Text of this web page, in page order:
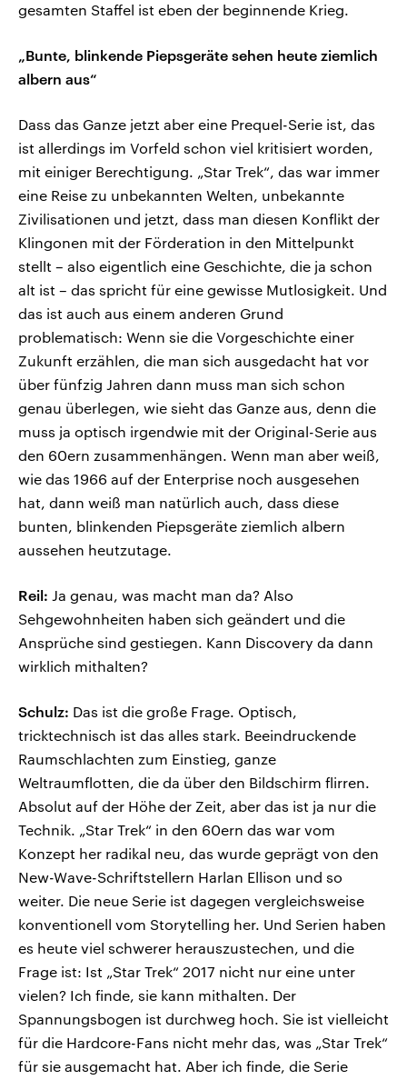
gesamten Staffel ist eben der beginnende Krieg.
„Bunte, blinkende Piepsgeräte sehen heute ziemlich
albern aus“
Dass das Ganze jetzt aber eine Prequel-Serie ist, das
ist allerdings im Vorfeld schon viel kritisiert worden,
mit einiger Berechtigung. „Star Trek“, das war immer
eine Reise zu unbekannten Welten, unbekannte
Zivilisationen und jetzt, dass man diesen Konflikt der
Klingonen mit der Förderation in den Mittelpunkt
stellt – also eigentlich eine Geschichte, die ja schon
alt ist – das spricht für eine gewisse Mutlosigkeit. Und
das ist auch aus einem anderen Grund
problematisch: Wenn sie die Vorgeschichte einer
Zukunft erzählen, die man sich ausgedacht hat vor
über fünfzig Jahren dann muss man sich schon
genau überlegen, wie sieht das Ganze aus, denn die
muss ja optisch irgendwie mit der Original-Serie aus
den 60ern zusammenhängen. Wenn man aber weiß,
wie das 1966 auf der Enterprise noch ausgesehen
hat, dann weiß man natürlich auch, dass diese
bunten, blinkenden Piepsgeräte ziemlich albern
aussehen heutzutage.
Reil: Ja genau, was macht man da? Also
Sehgewohnheiten haben sich geändert und die
Ansprüche sind gestiegen. Kann Discovery da dann
wirklich mithalten?
Schulz: Das ist die große Frage. Optisch,
tricktechnisch ist das alles stark. Beeindruckende
Raumschlachten zum Einstieg, ganze
Weltraumflotten, die da über den Bildschirm flirren.
Absolut auf der Höhe der Zeit, aber das ist ja nur die
Technik. „Star Trek“ in den 60ern das war vom
Konzept her radikal neu, das wurde geprägt von den
New-Wave-Schriftstellern Harlan Ellison und so
weiter. Die neue Serie ist dagegen vergleichsweise
konventionell vom Storytelling her. Und Serien haben
es heute viel schwerer herauszustechen, und die
Frage ist: Ist „Star Trek“ 2017 nicht nur eine unter
vielen? Ich finde, sie kann mithalten. Der
Spannungsbogen ist durchweg hoch. Sie ist vielleicht
für die Hardcore-Fans nicht mehr das, was „Star Trek“
für sie ausgemacht hat. Aber ich finde, die Serie